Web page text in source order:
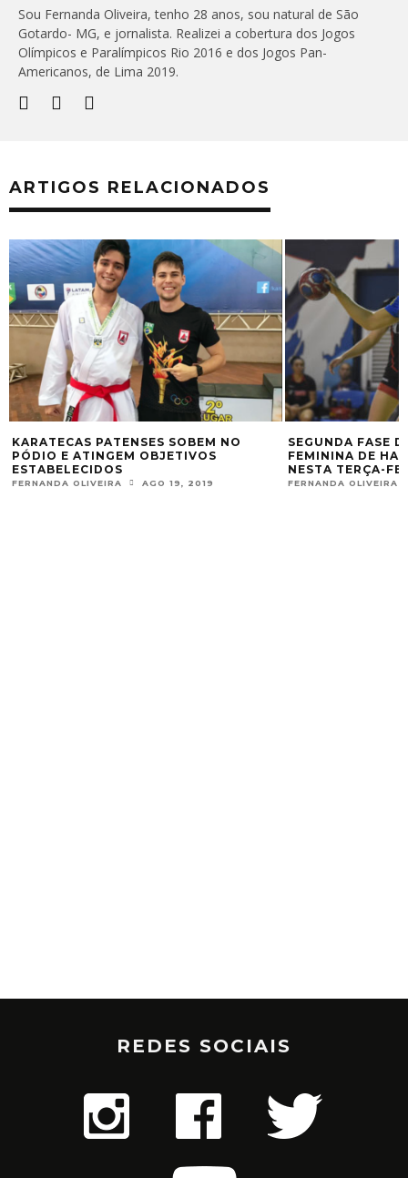
Sou Fernanda Oliveira, tenho 28 anos, sou natural de São
Gotardo- MG, e jornalista. Realizei a cobertura dos Jogos
Olímpicos e Paralímpicos Rio 2016 e dos Jogos Pan-
Americanos, de Lima 2019.
ARTIGOS RELACIONADOS
SEGUNDA FASE DA LIGA NACIONAL
FEMININA DE HANDEBOL COMEÇA
NESTA TERÇA-FEIRA,10
FERNANDA OLIVEIRA OUT 10, 2017
ALDI
JUVENIL DE
CONQUISTA O
FERNANDA
REDES SOCIAIS